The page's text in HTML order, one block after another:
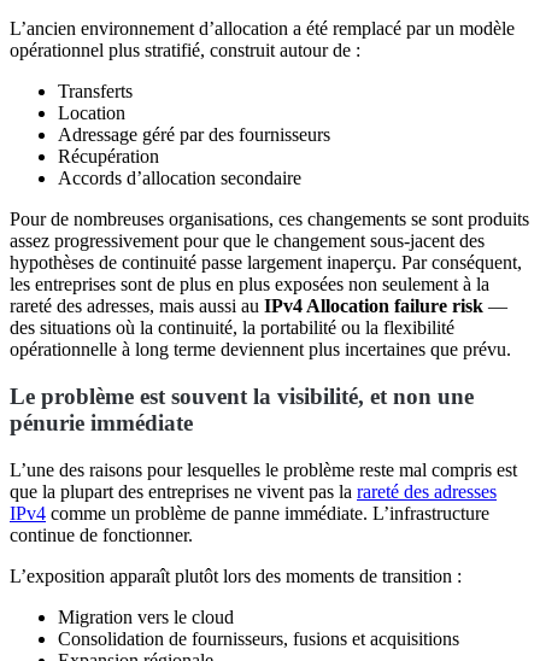
L’ancien environnement d’allocation a été remplacé par un modèle
opérationnel plus stratifié, construit autour de :
Transferts
Location
Adressage géré par des fournisseurs
Récupération
Accords d’allocation secondaire
Pour de nombreuses organisations, ces changements se sont produits
assez progressivement pour que le changement sous-jacent des
hypothèses de continuité passe largement inaperçu. Par conséquent,
les entreprises sont de plus en plus exposées non seulement à la
rareté des adresses, mais aussi au IPv4 Allocation failure risk —
des situations où la continuité, la portabilité ou la flexibilité
opérationnelle à long terme deviennent plus incertaines que prévu.
Le problème est souvent la visibilité, et non une
pénurie immédiate
L’une des raisons pour lesquelles le problème reste mal compris est
que la plupart des entreprises ne vivent pas la rareté des adresses
IPv4 comme un problème de panne immédiate. L’infrastructure
continue de fonctionner.
L’exposition apparaît plutôt lors des moments de transition :
Migration vers le cloud
Consolidation de fournisseurs, fusions et acquisitions